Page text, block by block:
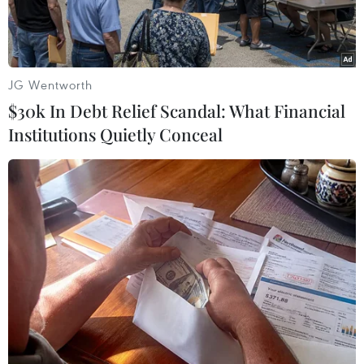
Tổng thống Mỹ Donald Trump. (Ảnh: THX/TTXVN)
AFP đưa tin, ngày 30/3, Tổng thống Donald
Trump đã công khai khẳng định ông "không
đùa" khi nói về khả năng tranh cử nhiệm kỳ
tổng thống thứ ba, bất chấp giới hạn hai nhiệm
kỳ được quy định trong Hiến pháp Mỹ.
JG Wentworth
$30k In Debt Relief Scandal: What Financial
Institutions Quietly Conceal